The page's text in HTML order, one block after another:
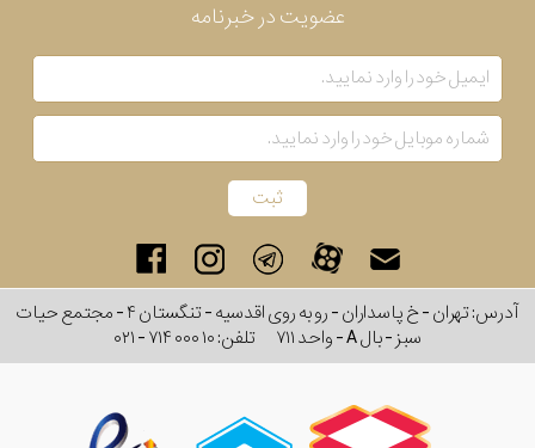
عضویت در خبرنامه
آدرس: تهران - خ پاسداران - رو به روی اقدسیه - تنگستان ۴ - مجتمع حیات
سبز - بال A - واحد ۷۱۱
تلفن:۰۲۱ - ۷۱۴ ۰۰۰ ۱۰